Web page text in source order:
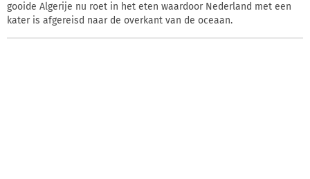
gooide Algerije nu roet in het eten waardoor Nederland met een
kater is afgereisd naar de overkant van de oceaan.